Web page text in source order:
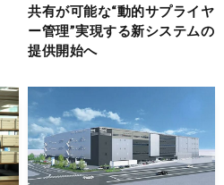
共有が可能な“動的サプライヤ
ー管理”実現する新システムの
提供開始へ